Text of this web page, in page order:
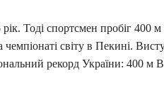
Тоді спортсмен пробіг 400
світу в Пекині.
рекорд України: 400 м